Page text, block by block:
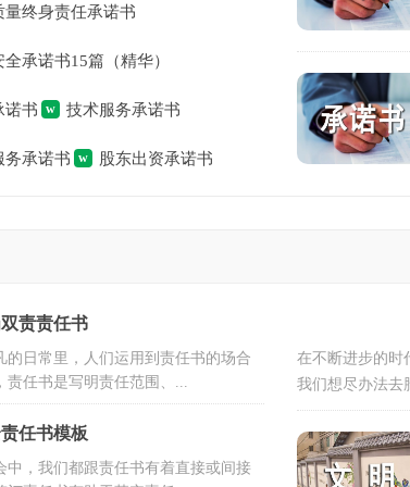
量终身责任承诺书
承诺书15篇（精华）
诺书 技术服务承诺书
务承诺书 股东出资承诺书
责责任书
的日常里，人们运用到责任书的场合
责任书是写明责任范围、...
任书模板
中，我们都跟责任书有着直接或间接
在不断进步的时
我们想尽办法去